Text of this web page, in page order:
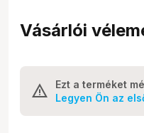
Vásárlói
Ezt a terméket
Legyen Ön az